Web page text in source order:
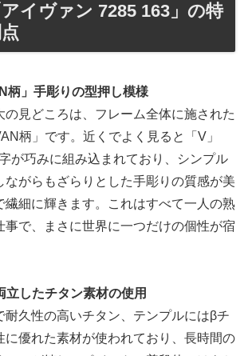
イヴァン 7285 163」の特
柄」手彫りの型押し模様
の見どころは、フレーム全体に施された
柄」です。近くでよく見ると「V」
が巧みに組み込まれており、シンプル
ながらもざらりとした手彫りの質感が美
繊細に輝きます。これはすべて一人の熟
事で、まさに世界に一つだけの個性が宿
立したチタン素材の使用
耐久性の高いチタン、テンプルにはβチ
に優れた素材が使われており、長時間の